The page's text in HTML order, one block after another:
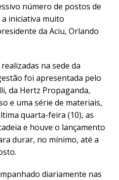
número de postos de
iniciativa muito
da Aciu, Orlando
na sede da
foi apresentada pelo
da Hertz Propaganda,
e uma série de materiais,
quarta-feira (10), as
e houve o lançamento
durar, no mínimo, até a
diariamente nas